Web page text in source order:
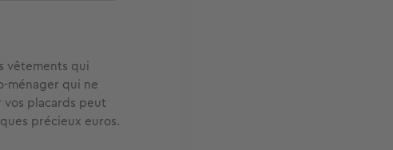
vêtements qui
ménager qui ne
vos placards peut
précieux euros.